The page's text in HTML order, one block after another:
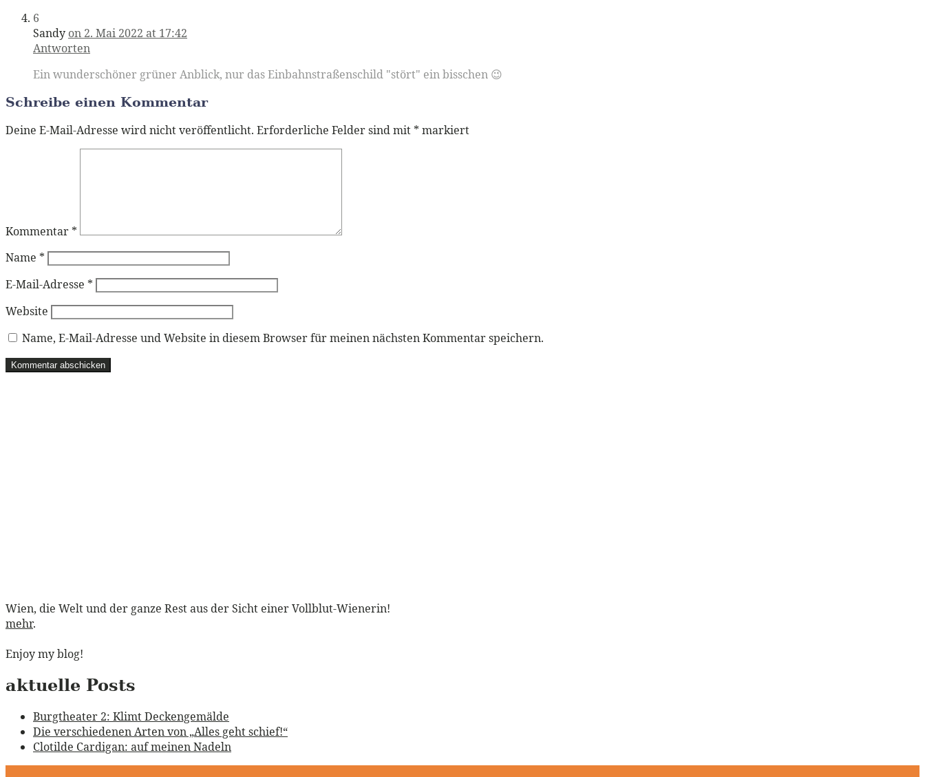
6
Sandy on 2. Mai 2022 at 17:42
Antworten
Ein wunderschöner grüner Anblick, nur das Einbahnstraßenschild "stört" ein bisschen 😉
Schreibe einen Kommentar
Deine E-Mail-Adresse wird nicht veröffentlicht. Erforderliche Felder sind mit * markiert
Kommentar *
Name *
E-Mail-Adresse *
Website
Name, E-Mail-Adresse und Website in diesem Browser für meinen nächsten Kommentar speichern.
Wien, die Welt und der ganze Rest aus der Sicht einer Vollblut-Wienerin!
mehr.
Enjoy my blog!
aktuelle Posts
Burgtheater 2: Klimt Deckengemälde
Die verschiedenen Arten von „Alles geht schief!“
Clotilde Cardigan: auf meinen Nadeln